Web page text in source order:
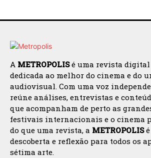
A METROPOLISé uma revista digital
dedicada ao melhor do cinema e do
audiovisual. Com uma voz
reúne análises, entrevistas e
que acompanham de perto as
festivais internacionais e o cinema
do que uma revista, a METROPOLISé
descoberta e reflexão para todos os
sétima arte.